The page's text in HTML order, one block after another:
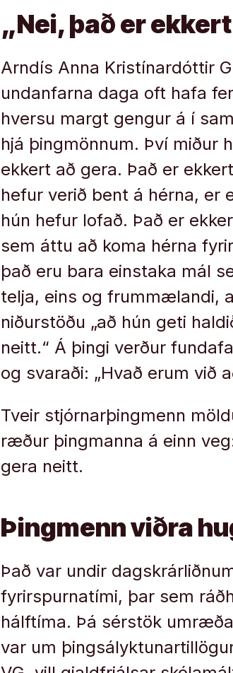
„Nei, það er
Arndís Anna Kristínardóttir
undanfarna daga oft hafa
hversu margt gengur á í
hjá þingmönnum. Því miður
ekkert að gera. Það er
hefur verið bent á hérna, er
hún hefur lofað. Það er
sem áttu að koma hérna
það eru bara einstaka mál
telja, eins og frummælandi,
niðurstöðu „að hún geti
neitt.“ Á þingi verður
og svaraði: „Hvað erum við
Tveir stjórnarþingmenn
ræður þingmanna á einn
gera neitt.
Þingmenn viðra
Það var undir
fyrirspurnatími, þar sem
hálftíma. Þá sérstök
var um